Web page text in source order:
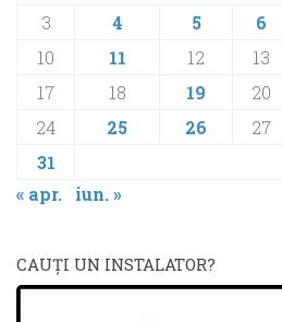
3
4 5 6
10
11 12 13
17
18 19 20
24
25 26 27
31
« apr.
iun. »
CAUŢI UN INSTALATOR?